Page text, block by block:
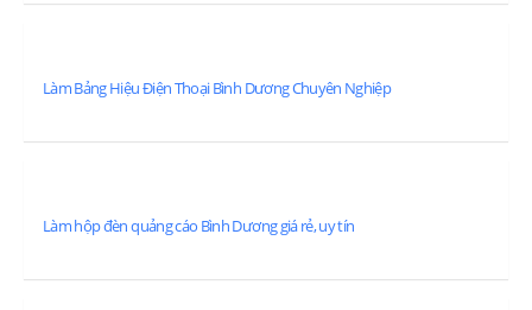
Làm Bảng Hiệu Điện Thoại Bình Dương Chuyên Nghiệp
Làm hộp đèn quảng cáo Bình Dương giá rẻ, uy tín